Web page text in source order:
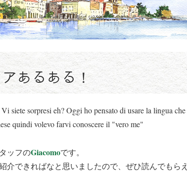
あるある！
sorpresi eh? Oggi ho pensato di usare la lingua che
quindi volevo farvi conoscere il "vero me"
ッフのGiacomoです。
できればなと思いましたので、ぜひ読んでもらえ